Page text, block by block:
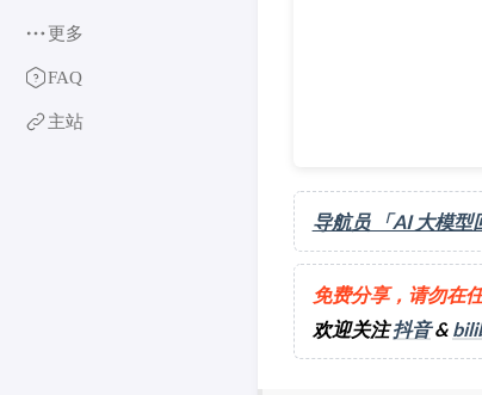
更多
FAQ
主站
导航员 「AI 大模型
免费分享，请勿在
欢迎关注抖音&